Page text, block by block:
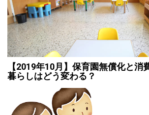
【2019年10月】保育園無償化と消
暮らしはどう変わる？